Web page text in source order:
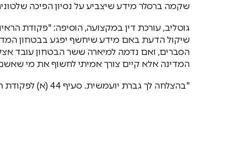
שקמה ברסלר מידע שיצביע על נסיון הפיכה
גוטליב, עורכת דין במקצועה, הוסיפה: "פקודת
שיקול הדעת באם מידע שיחשף יפגע בבטחון
הסברים, ואם נדמה למיארה ששר הבטחון עובד
המדינה אלא קיים צורך אמיתי לחשוף את מי
"בהצלחה לך גברת יועמשית. סעיף 44 (א) לפקודת הראיות מדבר בעד עצמו. שמחתי להבהיר." קנחה בביטחון.